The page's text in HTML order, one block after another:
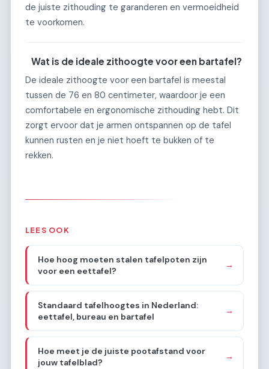
de juiste zithouding te garanderen en vermoeidheid
te voorkomen.
Wat is de ideale zithoogte voor een bartafel?
De ideale zithoogte voor een bartafel is meestal
tussen de 76 en 80 centimeter, waardoor je een
comfortabele en ergonomische zithouding hebt. Dit
zorgt ervoor dat je armen ontspannen op de tafel
kunnen rusten en je niet hoeft te bukken of te
rekken.
LEES OOK
Hoe hoog moeten stalen tafelpoten zijn
voor een eettafel?
→
Standaard tafelhoogtes in Nederland:
eettafel, bureau en bartafel
→
Hoe meet je de juiste pootafstand voor
jouw tafelblad?
→